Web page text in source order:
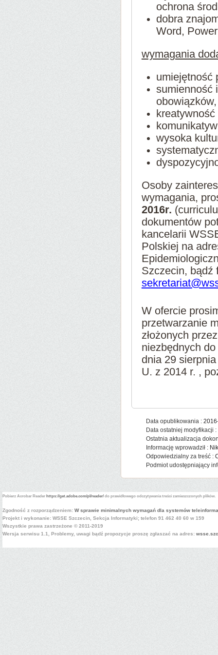
ochrona
dobra
Word,
wymagania
umiejętność
sumienność
obowiązków,
wysoka
Osoby
wymagania,
2016r.
dokumentów
kancelarii
Polskiej na
Szczecin, bądź
W ofercie
przetwarzanie
złożonych
niezbędnych
dnia 29
U. z 2014 r. ,
Data opublikowania :
Data ostatniej modyfikacji :
Ostatnia aktualizacja
Informację wprowadził :
Odpowiedzialny za treść :
Podmiot udostępniający
Pobierz Acrobar Reader https://get.adobe.com/pl/reader/ do prawidłowego odczytywania treści zamieszczonych plików.
Zgodność z rozporządzeniem: W sprawie minimalnych wymagań dla systemów
Projekt i wykonanie: WSSE Szczecin, Sekcja Informatyki; telefon 91 462 40 60 w 159
Wszystkie prawa zastrzeżone © 2011-2019
Wersja serwisu 1.1, Problemy, uwagi bądź propozycje proszę zgłaszać na adres: